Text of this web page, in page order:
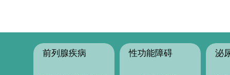
前列腺疾病 性功能障碍 泌